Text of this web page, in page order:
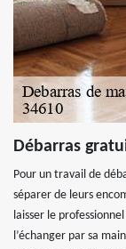
Débarras
Pour un travail de
séparer de leurs
laisser le
l’échanger par sa